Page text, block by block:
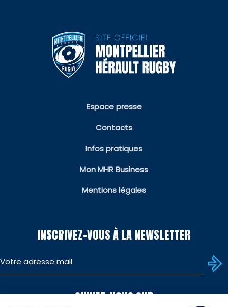
Espace presse
Contacts
Infos pratiques
Mon MHR Business
Mentions légales
INSCRIVEZ-VOUS À LA NEWSLETTER
SUIVEZ-NOUS SUR